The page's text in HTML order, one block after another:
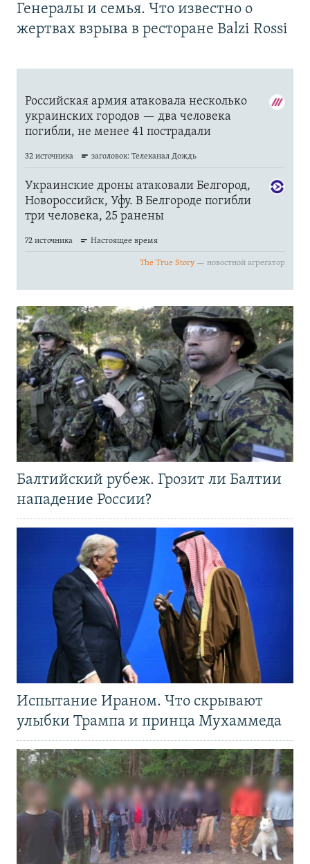
Генералы и семья. Что известно о
жертвах взрыва в ресторане Balzi Rossi
Балтийский рубеж. Грозит ли Балтии
нападение России?
Испытание Ираном. Что скрывают
улыбки Трампа и принца Мухаммеда